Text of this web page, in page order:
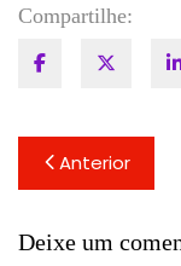
Compartilhe:
Navegação
de
Post
Anterior
Deixe um